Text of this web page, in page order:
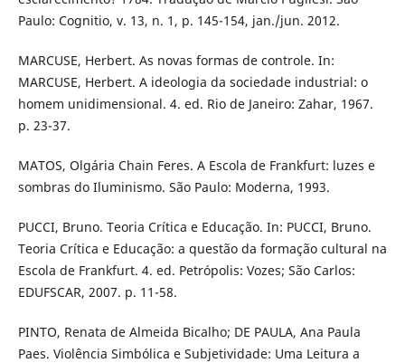
Paulo: Cognitio, v. 13, n. 1, p. 145-154, jan./jun. 2012.
MARCUSE, Herbert. As novas formas de controle. In:
MARCUSE, Herbert. A ideologia da sociedade industrial: o
homem unidimensional. 4. ed. Rio de Janeiro: Zahar, 1967.
p. 23-37.
MATOS, Olgária Chain Feres. A Escola de Frankfurt: luzes e
sombras do Iluminismo. São Paulo: Moderna, 1993.
PUCCI, Bruno. Teoria Crítica e Educação. In: PUCCI, Bruno.
Teoria Crítica e Educação: a questão da formação cultural na
Escola de Frankfurt. 4. ed. Petrópolis: Vozes; São Carlos:
EDUFSCAR, 2007. p. 11-58.
PINTO, Renata de Almeida Bicalho; DE PAULA, Ana Paula
Paes. Violência Simbólica e Subjetividade: Uma Leitura a